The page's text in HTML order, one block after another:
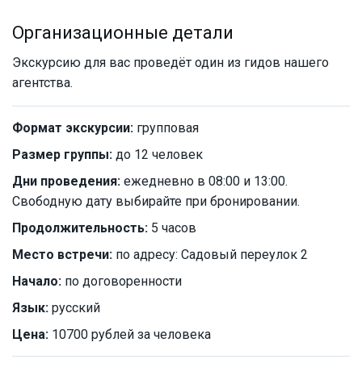
Организационные детали
Экскурсию для вас проведёт один из гидов нашего
агентства.
Формат экскурсии: групповая
Размер группы: до 12 человек
Дни проведения: ежедневно в 08:00 и 13:00.
Свободную дату выбирайте при бронировании.
Продолжительность: 5 часов
Место встречи: по адресу: Садовый переулок 2
Начало: по договоренности
Язык: русский
Цена: 10700 рублей за человека